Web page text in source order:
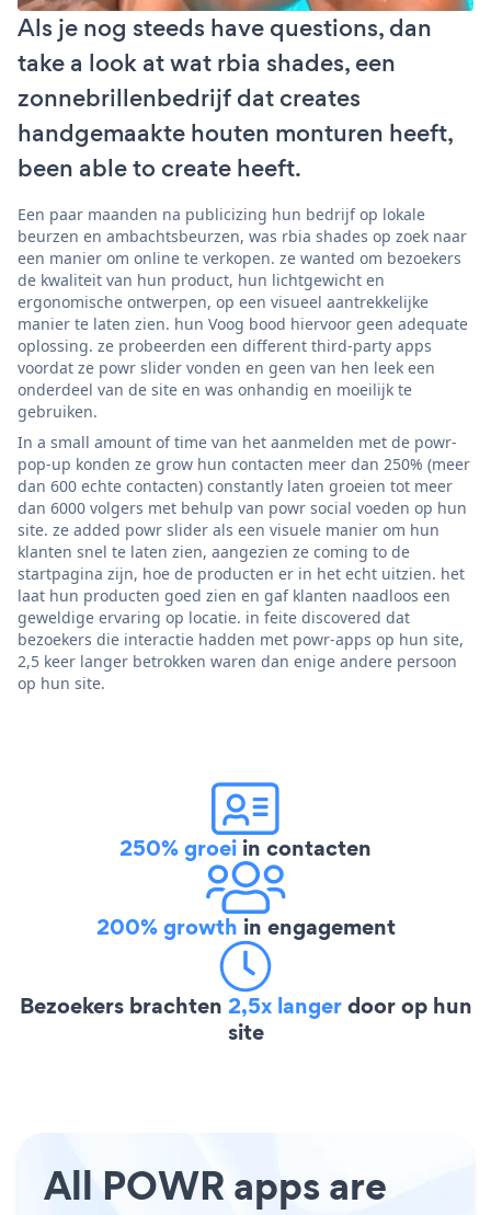
Als je nog steeds have questions, dan
take a look at wat rbia shades, een
zonnebrillenbedrijf dat creates
handgemaakte houten monturen heeft,
been able to create heeft.
Een paar maanden na publicizing hun bedrijf op lokale
beurzen en ambachtsbeurzen, was rbia shades op zoek naar
een manier om online te verkopen. ze wanted om bezoekers
de kwaliteit van hun product, hun lichtgewicht en
ergonomische ontwerpen, op een visueel aantrekkelijke
manier te laten zien. hun Voog bood hiervoor geen adequate
oplossing. ze probeerden een different third-party apps
voordat ze powr slider vonden en geen van hen leek een
onderdeel van de site en was onhandig en moeilijk te
gebruiken.
In a small amount of time van het aanmelden met de powr-
pop-up konden ze grow hun contacten meer dan 250% (meer
dan 600 echte contacten) constantly laten groeien tot meer
dan 6000 volgers met behulp van powr social voeden op hun
site. ze added powr slider als een visuele manier om hun
klanten snel te laten zien, aangezien ze coming to de
startpagina zijn, hoe de producten er in het echt uitzien. het
laat hun producten goed zien en gaf klanten naadloos een
geweldige ervaring op locatie. in feite discovered dat
bezoekers die interactie hadden met powr-apps op hun site,
2,5 keer langer betrokken waren dan enige andere persoon
op hun site.
250% groei in contacten
200% growth in engagement
Bezoekers brachten 2,5x langerdoor op hun
site
All POWR apps are